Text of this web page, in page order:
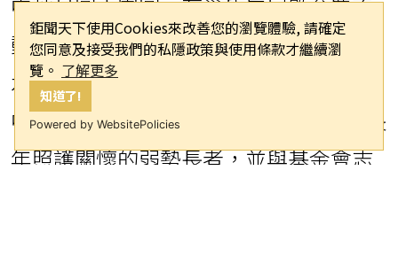
鉅聞天下使用Cookies來改善您的瀏覽體驗, 請確定
您同意及接受我們的私隱政策與使用條款才繼續瀏
覽。 了解更多
知道了!
Powered by WebsitePolicies
中秋月圓人團圓，有巢氏房屋暨台慶不
動產北區經管會攜手永慶加盟四品牌淡
水聯賣區，特別採購真善美社福基金會
中秋禮盒，超過480盒送給華山基金會長
年照護關懷的弱勢長者，並與基金會志